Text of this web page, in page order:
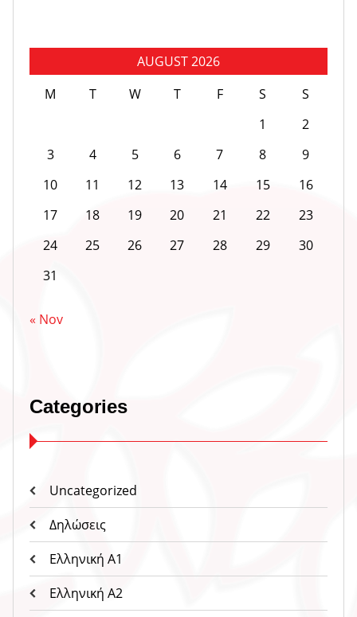
AUGUST 2026
M
T W T F S
S
1
2
3
4 5 6 7 8
9
10
11 12 13 14 15
16
17
18 19 20 21 22
23
24
25 26 27 28 29
30
31
« Nov
Categories
Uncategorized
Δηλώσεις
Ελληνική Α1
Ελληνική Α2